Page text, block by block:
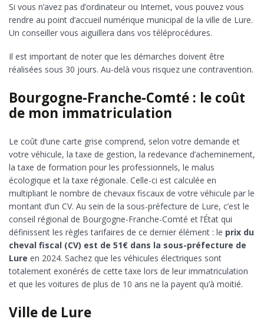
Si vous n’avez pas d’ordinateur ou Internet, vous pouvez vous
rendre au point d’accueil numérique municipal de la ville de Lure.
Un conseiller vous aiguillera dans vos téléprocédures.
Il est important de noter que les démarches doivent être
réalisées sous 30 jours. Au-delà vous risquez une contravention.
Bourgogne-Franche-Comté : le coût
de mon immatriculation
Le coût d’une carte grise comprend, selon votre demande et
votre véhicule, la taxe de gestion, la redevance d’acheminement,
la taxe de formation pour les professionnels, le malus
écologique et la taxe régionale. Celle-ci est calculée en
multipliant le nombre de chevaux fiscaux de votre véhicule par le
montant d’un CV. Au sein de la sous-préfecture de Lure, c’est le
conseil régional de Bourgogne-Franche-Comté et l’État qui
définissent les règles tarifaires de ce dernier élément : le prix du
cheval fiscal (CV) est de 51€ dans la sous-préfecture de
Lure en 2024. Sachez que les véhicules électriques sont
totalement exonérés de cette taxe lors de leur immatriculation
et que les voitures de plus de 10 ans ne la payent qu’à moitié.
Ville de Lure